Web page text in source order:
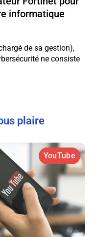
informatique
de sa gestion),
ne consiste
plaire
YouTube